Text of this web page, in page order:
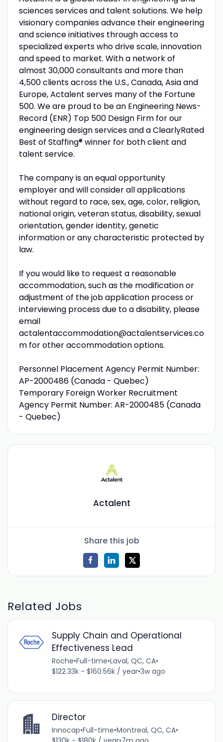
sciences services and talent solutions. We help
visionary companies advance their engineering
and science initiatives through access to
specialized experts who drive scale, innovation
and speed to market. With a network of
almost 30,000 consultants and more than
4,500 clients across the U.S., Canada, Asia and
Europe, Actalent serves many of the Fortune
500. We are proud to be an Engineering News-
Record (ENR) Top 500 Design Firm for our
engineering design services and a ClearlyRated
Best of Staffing® winner for both client and
talent service.
The company is an equal opportunity
employer and will consider all applications
without regard to race, sex, age, color, religion,
national origin, veteran status, disability, sexual
orientation, gender identity, genetic
information or any characteristic protected by
law.
If you would like to request a reasonable
accommodation, such as the modification or
adjustment of the job application process or
interviewing process due to a disability, please
email
actalentaccommodation@actalentservices.co
m for other accommodation options.
Personnel Placement Agency Permit Number:
AP-2000486 (Canada - Quebec)
Temporary Foreign Worker Recruitment
Agency Permit Number: AR-2000485 (Canada
- Quebec)
Actalent
Share this job
Related Jobs
Supply Chain and Operational
Effectiveness Lead
Roche•Full-time•Laval, QC, CA•
$122.33k - $160.56k / year•3w ago
Director
Innocap•Full-time•Montreal, QC, CA•